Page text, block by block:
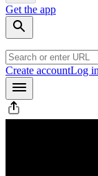
Get the app
Create accountLog in